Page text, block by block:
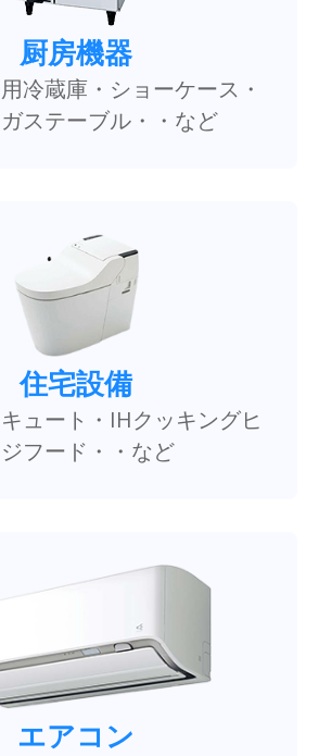
厨房機器
冷蔵庫・ショーケース・
ステーブル・・など
住宅設備
ュート・IHクッキングヒ
フード・・など
エアコン